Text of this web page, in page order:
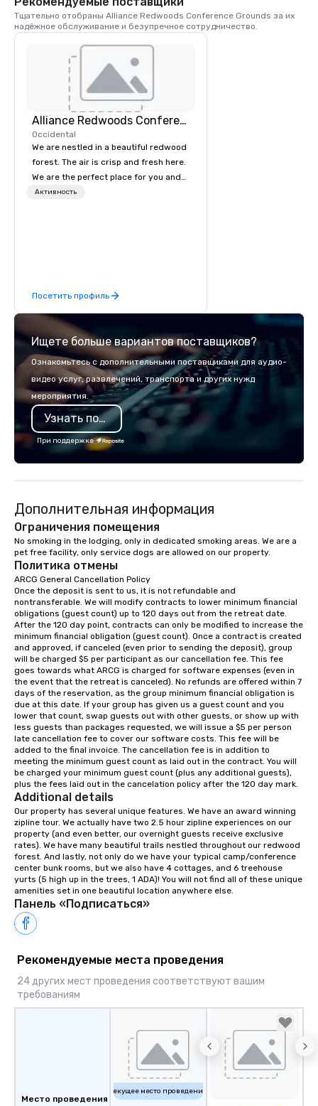
Тщательно отобраны Alliance Redwoods Conference Grounds за их
надёжное обслуживание и безупречное сотрудничество.
Alliance Redwoods Conference Grounds
Occidental
We are nestled in a beautiful redwood
forest. The air is crisp and fresh here.
We are the perfect place for you and
your group to come get away from
retreat with us is easy and our pricing
is affordable. We are the perfect
location for your day or overnight
corporate offsite retreat! With a wide
variety of activities available, you can
choose what would suit your team
best. Sonoma Zipline Adventures is a
popular option. We can also facilitate
team building, archery tag, and
challenge courses for a day full of
adventure. Our team can help assist
your team enjoyable and successful.
serve 450 guests at a time. But, if you
would like a more intimate upscale
option, our full catering team can work
with you to create the meal of your
dreams! If you would like to use a
meeting room we have a number of
different rooms that are available,
from boardrooms to large venues. We
have cozy lodging options ranging
anywhere from cabins to cottages.
Wake up under the canopy in a
forested paradise at whatever level
of creature comfort your team
prefers. Call or email us today to plan
your retreat!
Активность
Посетить профиль
Ищете больше вариантов поставщиков?
Ознакомьтесь с дополнительными поставщиками для аудио-
видео услуг, развлечений, транспорта и других нужд
мероприятия.
Узнать подробнее
При поддержке
Дополнительная информация
Ограничения помещения
No smoking in the lodging, only in dedicated smoking areas. We are a
pet free facility, only service dogs are allowed on our property.
Политика отмены
ARCG General Cancellation Policy
Once the deposit is sent to us, it is not refundable and
nontransferable. We will modify contracts to lower minimum financial
obligations (guest count) up to 120 days out from the retreat date.
After the 120 day point, contracts can only be modified to increase the
minimum financial obligation (guest count). Once a contract is created
and approved, if canceled (even prior to sending the deposit), group
will be charged $5 per participant as our cancellation fee. This fee
goes towards what ARCG is charged for software expenses (even in
the event that the retreat is canceled). No refunds are offered within 7
days of the reservation, as the group minimum financial obligation is
due at this date. If your group has given us a guest count and you
lower that count, swap guests out with other guests, or show up with
less guests than packages requested, we will issue a $5 per person
late cancellation fee to cover our software costs. This fee will be
added to the final invoice. The cancellation fee is in addition to
meeting the minimum guest count as laid out in the contract. You will
be charged your minimum guest count (plus any additional guests),
plus the fees laid out in the cancelation policy after the 120 day mark.
Additional details
Our property has several unique features. We have an award winning
zipline tour. We actually have two 2.5 hour zipline experiences on our
property (and even better, our overnight guests receive exclusive
rates). We have many beautiful trails nestled throughout our redwood
forest. And lastly, not only do we have your typical camp/conference
center bunk rooms, but we also have 4 cottages, and 6 treehouse
yurts (5 high up in the trees, 1 ADA)! You will not find all of these unique
amenities set in one beautiful location anywhere else.
Панель «Подписаться»
Рекомендуемые места проведения
24 других мест проведения соответствуют вашим
требованиям
Место проведения
Текущее место проведения